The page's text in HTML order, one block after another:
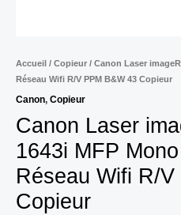
Accueil / Copieur / Canon Laser
Réseau Wifi R/V PPM B&W 43 Copieur
Canon, Copieur
Canon Laser
1643i MFP
Réseau Wifi R/
Copieur